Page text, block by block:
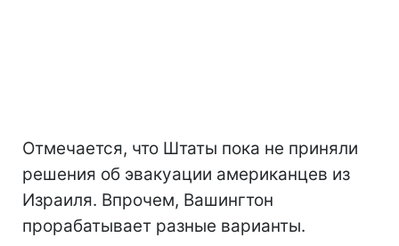
Отмечается, что Штаты пока не приняли
решения об эвакуации американцев из
Израиля. Впрочем, Вашингтон
прорабатывает разные варианты.